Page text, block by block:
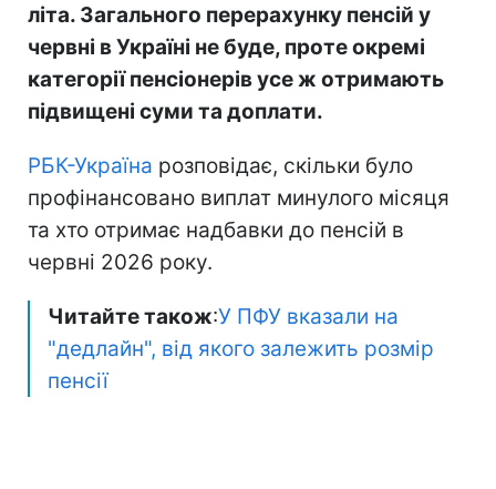
літа. Загального перерахунку пенсій у
червні в Україні не буде, проте окремі
категорії пенсіонерів усе ж отримають
підвищені суми та доплати.
РБК-Україна розповідає, скільки було
профінансовано виплат минулого місяця
та хто отримає надбавки до пенсій в
червні 2026 року.
Читайте також:У ПФУ вказали на
"дедлайн", від якого залежить розмір
пенсії